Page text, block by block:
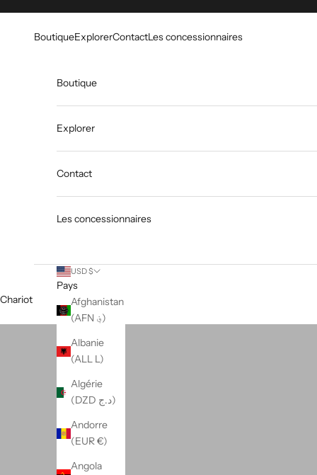
BoutiqueExplorerContactLes concessionnaires
Boutique
Explorer
Contact
Les concessionnaires
USD $
Pays
Afghanistan
(AFN ؋)
Albanie
(ALL L)
Algérie
(DZD د.ج)
Andorre
(EUR €)
Angola
Chariot